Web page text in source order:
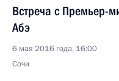
Встреча с Премьер-
Абэ
6 мая 2016 года, 16:00
Сочи